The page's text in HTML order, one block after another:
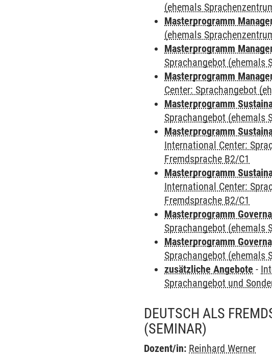
(ehemals
Masterprogramm
(ehemals
Masterprogramm
Sprachangebot (ehemals
Masterprogramm
Center: Sprachangebot
Masterprogramm
Sprachangebot (ehemals
Masterprogramm
International Center:
Fremdsprache B2/C1
Masterprogramm
International Center:
Fremdsprache B2/C1
Masterprogramm
Sprachangebot (ehemals
Masterprogramm
Sprachangebot (ehemals
zusätzliche Angebote -
Sprachangebot und
DEUTSCH ALS
(SEMINAR)
Dozent/in: Reinhard Werner